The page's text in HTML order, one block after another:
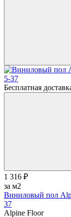
Бесплатная
1 316 ₽
за м2
Виниловый пол
37
Alpine Floor